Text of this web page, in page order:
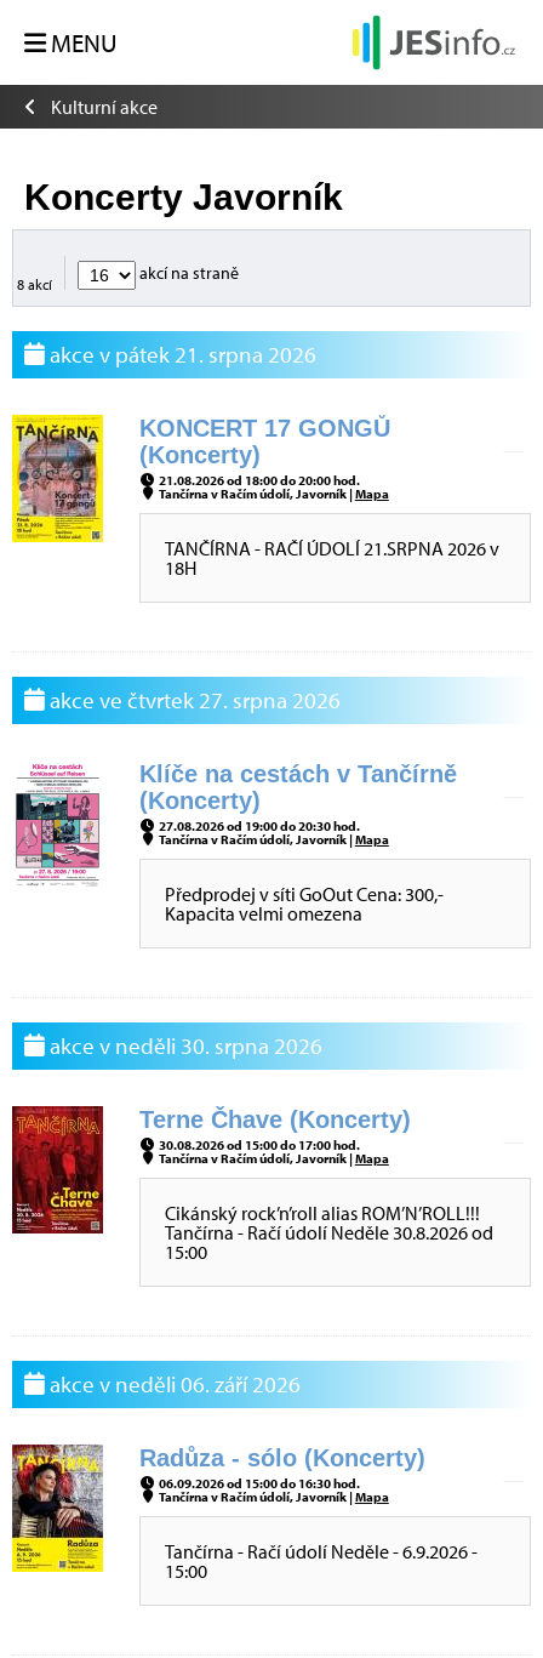
MENU
Kulturní akce
Koncerty Javorník
8 akcí
akcí na straně
akce v pátek 21. srpna 2026
KONCERT 17 GONGŮ
(Koncerty)
21.08.2026 od 18:00 do 20:00 hod.
Tančírna v Račím údolí, Javorník |Mapa
TANČÍRNA - RAČÍ ÚDOLÍ 21.SRPNA 2026 v
18H
akce ve čtvrtek 27. srpna 2026
Klíče na cestách v Tančírně
(Koncerty)
27.08.2026 od 19:00 do 20:30 hod.
Tančírna v Račím údolí, Javorník |Mapa
Předprodej v síti GoOut Cena: 300,-
Kapacita velmi omezena
akce v neděli 30. srpna 2026
Terne Čhave (Koncerty)
30.08.2026 od 15:00 do 17:00 hod.
Tančírna v Račím údolí, Javorník |Mapa
Cikánský rock’n’roll alias ROM’N’ROLL!!!
Tančírna - Račí údolí Neděle 30.8.2026 od
15:00
akce v neděli 06. září 2026
Radůza - sólo (Koncerty)
06.09.2026 od 15:00 do 16:30 hod.
Tančírna v Račím údolí, Javorník |Mapa
Tančírna - Račí údolí Neděle - 6.9.2026 -
15:00